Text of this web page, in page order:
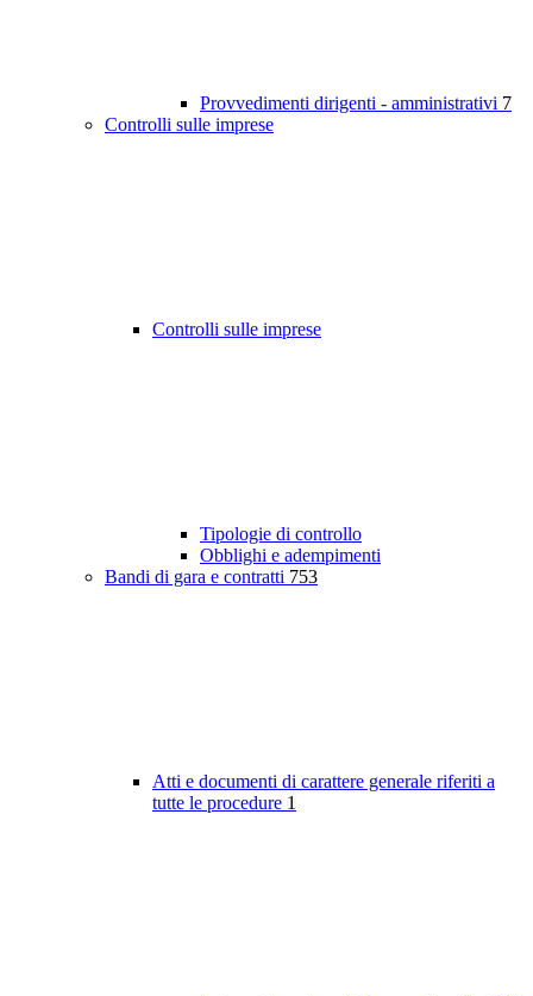
Provvedimenti dirigenti - amministrativi 7
Controlli sulle imprese
Controlli sulle imprese
Tipologie di controllo
Obblighi e adempimenti
Bandi di gara e contratti 753
Atti e documenti di carattere generale riferiti a
tutte le procedure 1